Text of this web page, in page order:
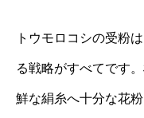
トウモロコシの受粉
る戦略がすべてです
鮮な絹糸へ十分な花